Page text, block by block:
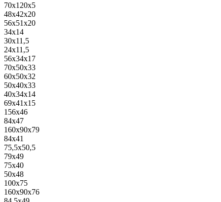
70x120x5
48x42x20
56x51x20
34x14
30x11,5
24x11,5
56x34x17
70x50x33
60x50x32
50x40x33
40x34x14
69x41x15
156x46
84x47
160x90x79
84x41
75,5x50,5
79x49
75x40
50x48
100x75
160x90x76